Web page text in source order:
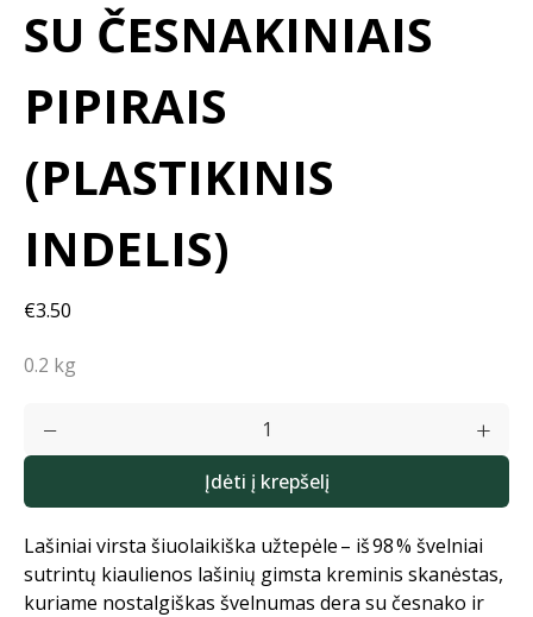
SU ČESNAKINIAIS
PIPIRAIS
(PLASTIKINIS
INDELIS)
€3.50
0.2 kg
Įdėti į krepšelį
Lašiniai virsta šiuolaikiška užtepėle – iš 98 % švelniai
sutrintų kiaulienos lašinių gimsta kreminis skanėstas,
kuriame nostalgiškas švelnumas dera su česnako ir